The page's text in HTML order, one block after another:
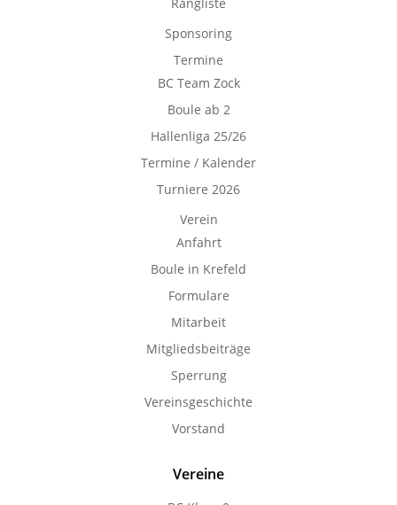
Sponsoring
Termine
BC Team Zock
Boule ab 2
Hallenliga 25/26
Termine / Kalender
Turniere 2026
Verein
Anfahrt
Boule in Krefeld
Formulare
Mitarbeit
Mitgliedsbeiträge
Sperrung
Vereinsgeschichte
Vorstand
Vereine